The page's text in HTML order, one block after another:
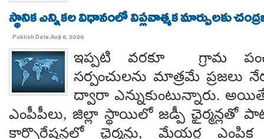
స్థానిక ఎన్నికల విధానంలో విప్లవాత్మక మార్పులకు
Publish Date:Aug 6, 2026
ఇప్పటి వరకూ గ్రామ
సర్పంచులను మాత్రమే ప్రజలు
ద్వారా ఎన్నుకుంటున్నారు.
ఎంపీపీలు, జిల్లా స్థాయిలో జడ్పీ ఛైర్మన్లతో
కార్పొరేషన్లలో ఛైర్మన్లు, మేయర్ల ఎంపిక